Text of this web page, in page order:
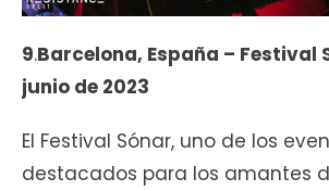
9.Barcelona, ​​España – Festival
junio de 2023
El Festival Sónar, uno de los
destacados para los amantes